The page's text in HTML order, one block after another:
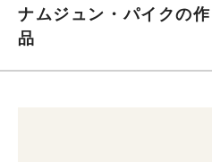
ナムジュン・パイクの作
品